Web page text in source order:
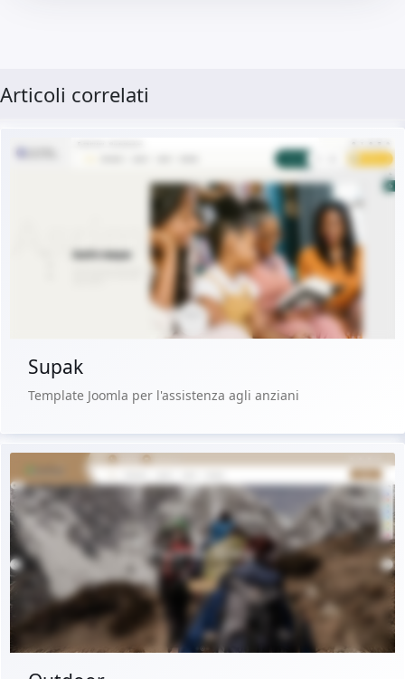
Articoli correlati
Demo dal vivo
Acquista €29.90
Supak
Template Joomla per l'assistenza agli anziani
Demo dal vivo
Acquista €29.90